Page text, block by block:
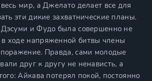
мир, а Джелато делает все для
эти дикие захватнические планы.
Дэсуми и Фудо была совершенно не
ходе напряженной битвы члены
поражение. Правда, сами молодые
друг к другу не ненависть, а
Айкава потерял покой, постоянно